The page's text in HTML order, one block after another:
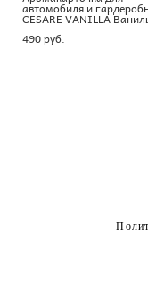
автомобиля и
CESARE VANILLA
490 pуб.